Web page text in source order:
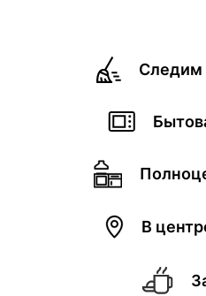
Следим
В